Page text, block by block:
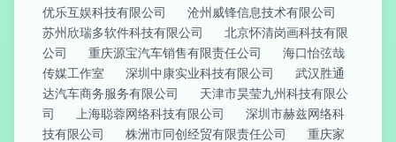
优乐互娱科技有限公司
沧州威锋信息技术有限公司
苏州欣瑞多软件科技有限公司
北京怀清岗画科技有限
公司
重庆源宝汽车销售有限责任公司
海口怡弦哉
传媒工作室
深圳中康实业科技有限公司
武汉胜通
达汽车商务服务有限公司
天津市昊莹九州科技有限公
司
上海聪蓉网络科技有限公司
深圳市赫兹网络科
技有限公司
株洲市同创经贸有限责任公司
重庆家